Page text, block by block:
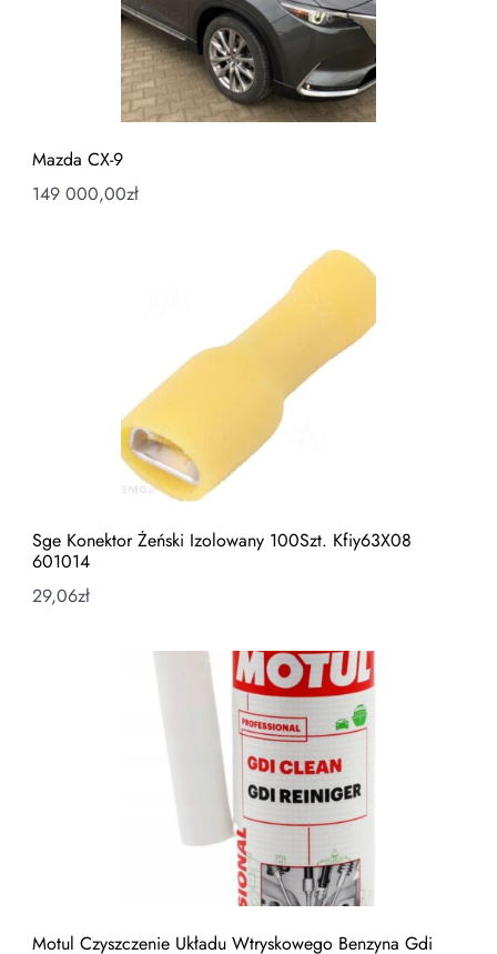
Mazda CX-9
149 000,00zł
Sge Konektor Żeński Izolowany 100Szt. Kfiy63X08
601014
29,06zł
Motul Czyszczenie Układu Wtryskowego Benzyna Gdi